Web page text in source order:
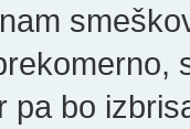
pa bo